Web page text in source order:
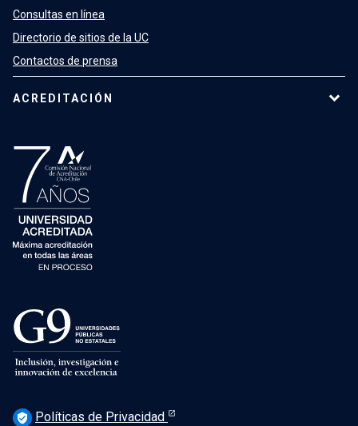
Consultas en línea
Directorio de sitios de la UC
Contactos de prensa
ACREDITACIÓN
verified_user Políticas de Privacidad